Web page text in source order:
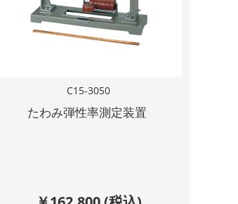
C15-3050
たわみ弾性率測定装置